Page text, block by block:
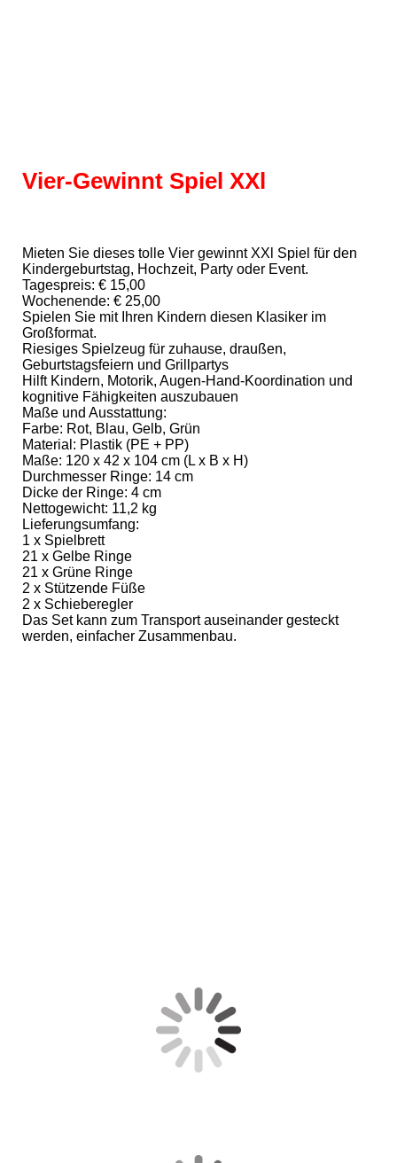
Vier-Gewinnt Spiel XXl
Mieten Sie dieses tolle Vier gewinnt XXl Spiel für den
Kindergeburtstag, Hochzeit, Party oder Event.
Tagespreis: € 15,00
Wochenende: € 25,00
Spielen Sie mit Ihren Kindern diesen Klasiker im
Großformat.
Riesiges Spielzeug für zuhause, draußen,
Geburtstagsfeiern und Grillpartys
Hilft Kindern, Motorik, Augen-Hand-Koordination und
kognitive Fähigkeiten auszubauen
Maße und Ausstattung:
Farbe: Rot, Blau, Gelb, Grün
Material: Plastik (PE + PP)
Maße: 120 x 42 x 104 cm (L x B x H)
Durchmesser Ringe: 14 cm
Dicke der Ringe: 4 cm
Nettogewicht: 11,2 kg
Lieferungsumfang:
1 x Spielbrett
21 x Gelbe Ringe
21 x Grüne Ringe
2 x Stützende Füße
2 x Schieberegler
Das Set kann zum Transport auseinander gesteckt
werden, einfacher Zusammenbau.